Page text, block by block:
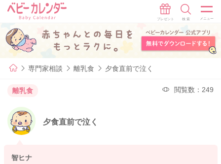
専門家相談 離乳食 夕食直前で泣く
離乳食 閲覧数：249
夕食直前で泣く
智ヒナ